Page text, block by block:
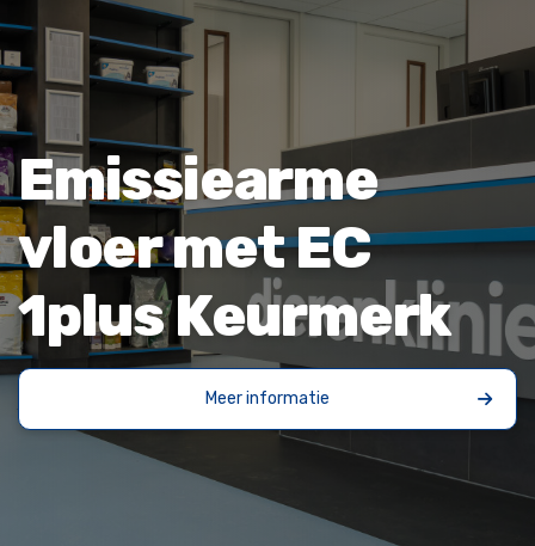
Emissiearme
vloer met EC
1plus Keurmerk
Meer informatie